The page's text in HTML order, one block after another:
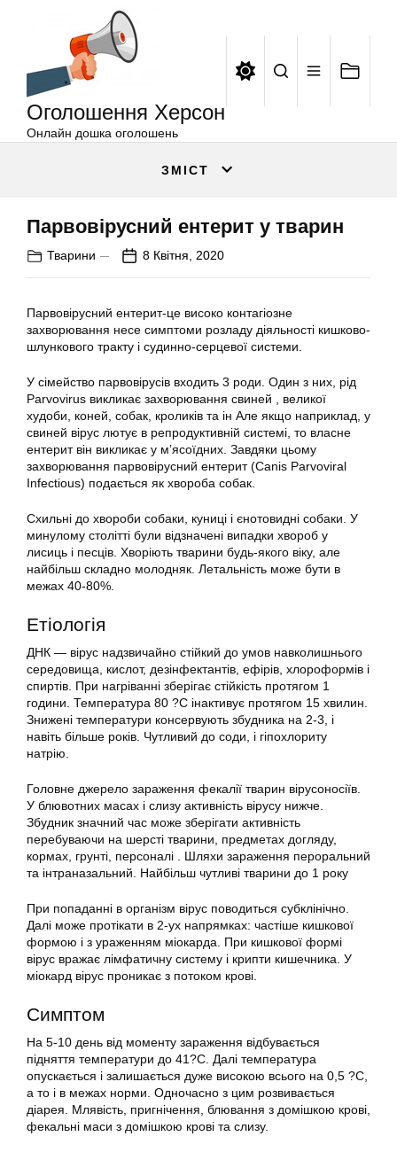
Оголошення Херсон
Онлайн дошка оголошень
ЗМІСТ
Парвовірусний ентерит у тварин
Тварини 8 Квітня, 2020
Парвовірусний ентерит-це високо контагіозне
захворювання несе симптоми розладу діяльності кишково-
шлункового тракту і судинно-серцевої системи.
У сімейство парвовірусів входить 3 роди. Один з них, рід
Parvovirus викликає захворювання свиней , великої
худоби, коней, собак, кроликів та ін Але якщо наприклад, у
свиней вірус лютує в репродуктивній системі, то власне
ентерит він викликає у м’ясоїдних. Завдяки цьому
захворювання парвовірусний ентерит (Canis Parvoviral
Infectious) подається як хвороба собак.
Схильні до хвороби собаки, куниці і єнотовидні собаки. У
минулому столітті були відзначені випадки хвороб у
лисиць і песців. Хворіють тварини будь-якого віку, але
найбільш складно молодняк. Летальність може бути в
межах 40-80%.
Етіологія
ДНК — вірус надзвичайно стійкий до умов навколишнього
середовища, кислот, дезінфектантів, ефірів, хлороформів і
спиртів. При нагріванні зберігає стійкість протягом 1
години. Температура 80 ?C інактивує протягом 15 хвилин.
Знижені температури консервують збудника на 2-3, і
навіть більше років. Чутливий до соди, і гіпохлориту
натрію.
Головне джерело зараження фекалії тварин вірусоносіїв.
У блювотних масах і слизу активність вірусу нижче.
Збудник значний час може зберігати активність
перебуваючи на шерсті тварини, предметах догляду,
кормах, грунті, персоналі . Шляхи зараження пероральний
та інтраназальний. Найбільш чутливі тварини до 1 року
При попаданні в організм вірус поводиться субклінічно.
Далі може протікати в 2-ух напрямках: частіше кишкової
формою і з ураженням міокарда. При кишкової формі
вірус вражає лімфатичну систему і крипти кишечника. У
міокард вірус проникає з потоком крові.
Симптом
На 5-10 день від моменту зараження відбувається
підняття температури до 41?C. Далі температура
опускається і залишається дуже високою всього на 0,5 ?C,
а то і в межах норми. Одночасно з цим розвивається
діарея. Млявість, пригнічення, блювання з домішкою крові,
фекальні маси з домішкою крові та слизу.